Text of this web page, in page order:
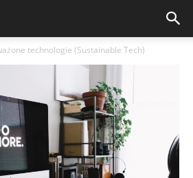
technologie (Sustainable Tech)